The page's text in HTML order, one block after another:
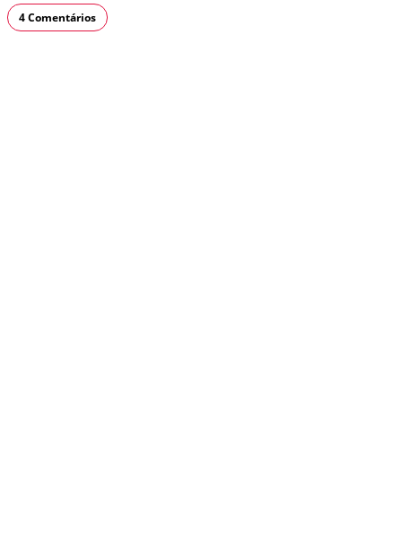
4 Comentários